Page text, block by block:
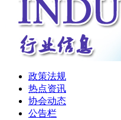
政策法规
热点资讯
协会动态
公告栏